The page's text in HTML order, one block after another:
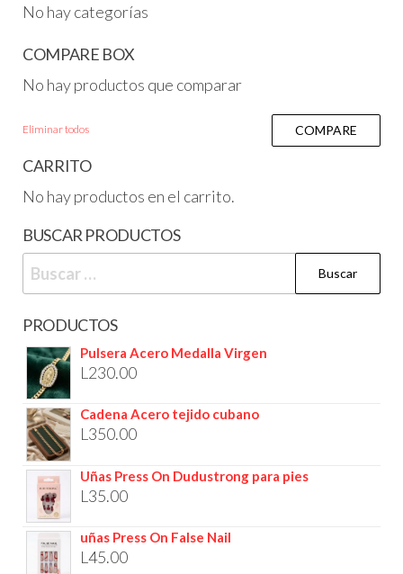
No hay categorías
COMPARE BOX
No hay productos que comparar
Eliminar todos COMPARE
CARRITO
No hay productos en el carrito.
BUSCAR PRODUCTOS
PRODUCTOS
Pulsera Acero Medalla Virgen
L 230.00
Cadena Acero tejido cubano
L 350.00
Uñas Press On Dudustrong para pies
L 35.00
uñas Press On False Nail
L 45.00